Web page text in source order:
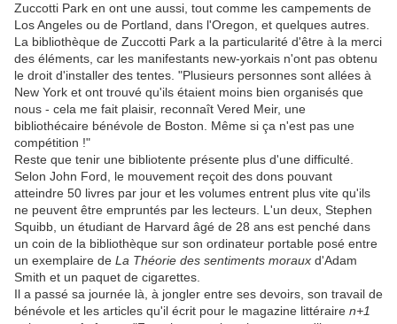
Zuccotti Park en ont une aussi, tout comme les campements de
Los Angeles ou de Portland, dans l'Oregon, et quelques autres.
La bibliothèque de Zuccotti Park a la particularité d'être à la merci
des éléments, car les manifestants new-yorkais n'ont pas obtenu
le droit d'installer des tentes. "Plusieurs personnes sont allées à
New York et ont trouvé qu'ils étaient moins bien organisés que
nous - cela me fait plaisir, reconnaît Vered Meir, une
bibliothécaire bénévole de Boston. Même si ça n'est pas une
compétition !"
Reste que tenir une bibliotente présente plus d'une difficulté.
Selon John Ford, le mouvement reçoit des dons pouvant
atteindre 50 livres par jour et les volumes entrent plus vite qu'ils
ne peuvent être empruntés par les lecteurs. L'un deux, Stephen
Squibb, un étudiant de Harvard âgé de 28 ans est penché dans
un coin de la bibliothèque sur son ordinateur portable posé entre
un exemplaire de La Théorie des sentiments moraux d'Adam
Smith et un paquet de cigarettes.
Il a passé sa journée là, à jongler entre ses devoirs, son travail de
bénévole et les articles qu'il écrit pour le magazine littéraire n+1